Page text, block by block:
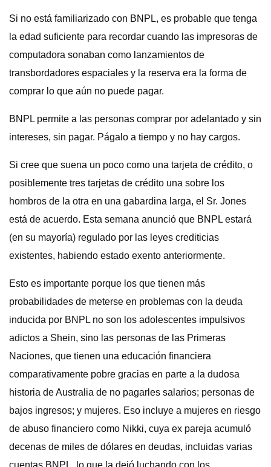
Si no está familiarizado con BNPL, es probable que tenga
la edad suficiente para recordar cuando las impresoras de
computadora sonaban como lanzamientos de
transbordadores espaciales y la reserva era la forma de
comprar lo que aún no puede pagar.
BNPL permite a las personas comprar por adelantado y sin
intereses, sin pagar. Págalo a tiempo y no hay cargos.
Si cree que suena un poco como una tarjeta de crédito, o
posiblemente tres tarjetas de crédito una sobre los
hombros de la otra en una gabardina larga, el Sr. Jones
está de acuerdo. Esta semana anunció que BNPL estará
(en su mayoría) regulado por las leyes crediticias
existentes, habiendo estado exento anteriormente.
Esto es importante porque los que tienen más
probabilidades de meterse en problemas con la deuda
inducida por BNPL no son los adolescentes impulsivos
adictos a Shein, sino las personas de las Primeras
Naciones, que tienen una educación financiera
comparativamente pobre gracias en parte a la dudosa
historia de Australia de no pagarles salarios; personas de
bajos ingresos; y mujeres. Eso incluye a mujeres en riesgo
de abuso financiero como Nikki, cuya ex pareja acumuló
decenas de miles de dólares en deudas, incluidas varias
cuentas BNPL, lo que la dejó luchando con los